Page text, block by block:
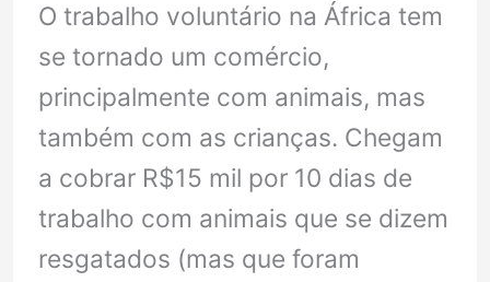
O trabalho voluntário na África tem
se tornado um comércio,
principalmente com animais, mas
também com as crianças. Chegam
a cobrar R$15 mil por 10 dias de
trabalho com animais que se dizem
resgatados (mas que foram